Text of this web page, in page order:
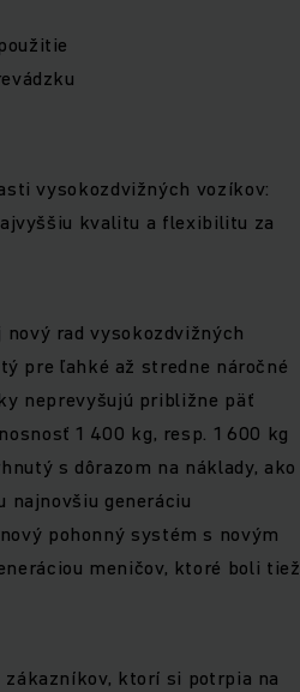
vysokozdvižných vozíkov:
kvalitu a flexibilitu za
rad vysokozdvižných
pre ľahké až stredne náročné
neprevyšujú približne päť
1 400 kg, resp. 1 600 kg
s dôrazom na náklady, ako
najnovšiu generáciu
pohonný systém s novým
meničov, ktoré boli tiež
zákazníkov, ktorí si potrpia na